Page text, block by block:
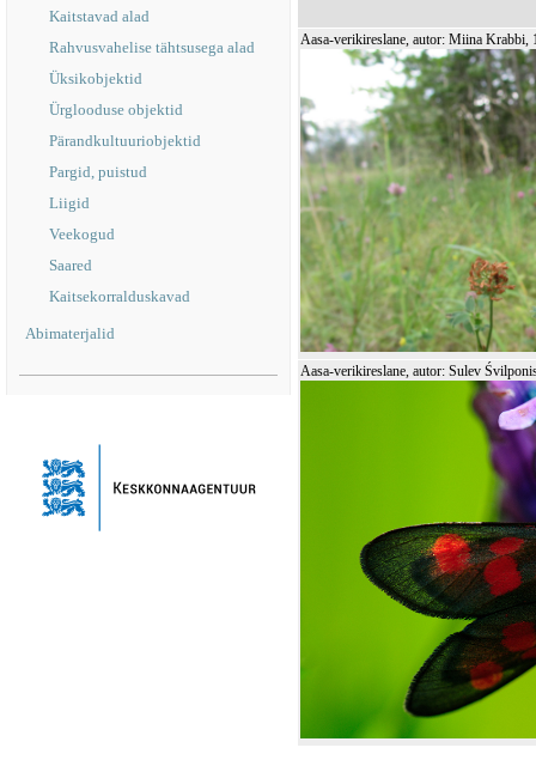
Kaitstavad alad
Rahvusvahelise tähtsusega alad
Üksikobjektid
Ürglooduse objektid
Pärandkultuuriobjektid
Pargid, puistud
Liigid
Veekogud
Saared
Kaitsekorralduskavad
Abimaterjalid
Aasa-verikireslane, autor: Miina Krabbi,
Aasa-verikireslane, autor: Sulev